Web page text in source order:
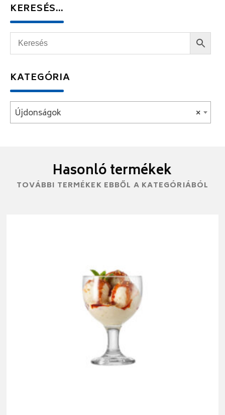
KERESÉS…
KATEGÓRIA
×
Újdonságok
Hasonló termékek
TOVÁBBI TERMÉKEK EBBŐL A KATEGÓRIÁBÓL